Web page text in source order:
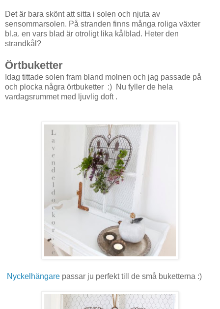
Det är bara skönt att sitta i solen och njuta av
sensommarsolen. På stranden finns många roliga växter
bl.a. en vars blad är otroligt lika kålblad. Heter den
strandkål?
Örtbuketter
Idag tittade solen fram bland molnen och jag passade på
och plocka några örtbuketter :) Nu fyller de hela
vardagsrummet med ljuvlig doft .
Nyckelhängare passar ju perfekt till de små buketterna :)